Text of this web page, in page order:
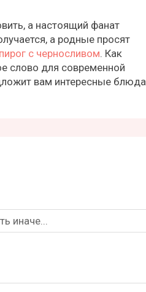
а настоящий фанат
а родные просят
с черносливом. Как
слово для современной
вам интересные блюда
иначе...